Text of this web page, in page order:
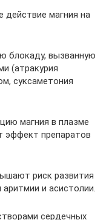
действие магния на
блокаду, вызванную
(атракурия
суксаметония
магния в плазме
эффект препаратов
риск развития
и асистолии.
сердечных